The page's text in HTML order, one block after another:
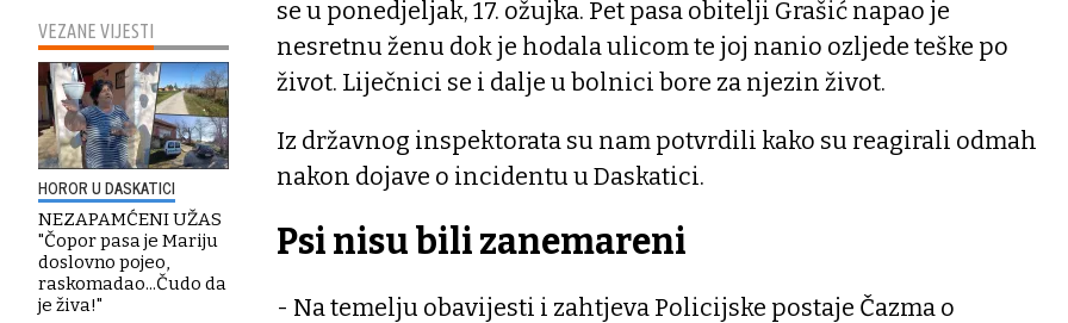
VEZANE VIJESTI
HOROR U DASKATICI
NEZAPAMĆENI UŽAS
"Čopor pasa je Mariju
doslovno pojeo,
raskomadao...Čudo da
je živa!"
se u ponedjeljak, 17. ožujka. Pet pasa obitelji Grašić napao je
nesretnu ženu dok je hodala ulicom te joj nanio ozljede teške po
život. Liječnici se i dalje u bolnici bore za njezin život.
Iz državnog inspektorata su nam potvrdili kako su reagirali odmah
nakon dojave o incidentu u Daskatici.
Psi nisu bili zanemareni
- Na temelju obavijesti i zahtjeva Policijske postaje Čazma o